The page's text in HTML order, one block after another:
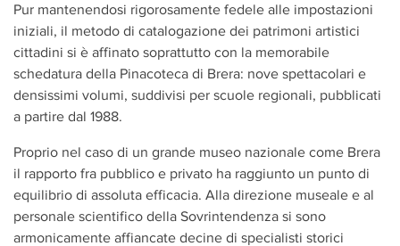
Pur mantenendosi rigorosamente fedele alle impostazioni
iniziali, il metodo di catalogazione dei patrimoni artistici
cittadini si è affinato soprattutto con la memorabile
schedatura della Pinacoteca di Brera: nove spettacolari e
densissimi volumi, suddivisi per scuole regionali, pubblicati
a partire dal 1988.
Proprio nel caso di un grande museo nazionale come Brera
il rapporto fra pubblico e privato ha raggiunto un punto di
equilibrio di assoluta efficacia. Alla direzione museale e al
personale scientifico della Sovrintendenza si sono
armonicamente affiancate decine di specialisti storici